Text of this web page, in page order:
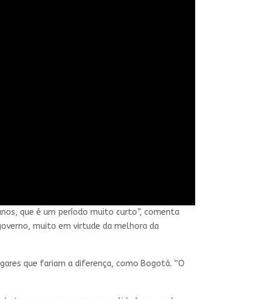
que é um período muito curto”, comenta
muito em virtude da melhora da
que fariam a diferença, como Bogotá. “O